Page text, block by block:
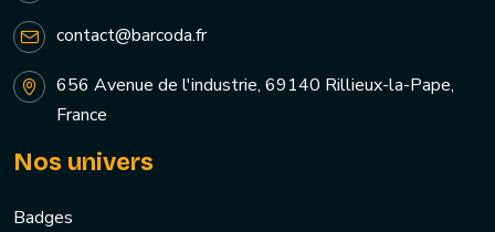
contact@barcoda.fr
656 Avenue de l'industrie, 69140 Rillieux-la-Pape,
France
Nos univers
Badges